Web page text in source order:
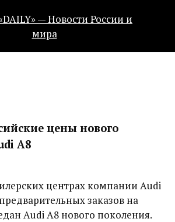
цены нового
A8
центрах компании Audi
заказов на
Audi A8 нового поколения.